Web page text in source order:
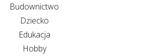
Budownictwo
Dziecko
Edukacja
Hobby